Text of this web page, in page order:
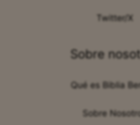
Twitter/X
Sobre
Qué es Biblia
Sobre